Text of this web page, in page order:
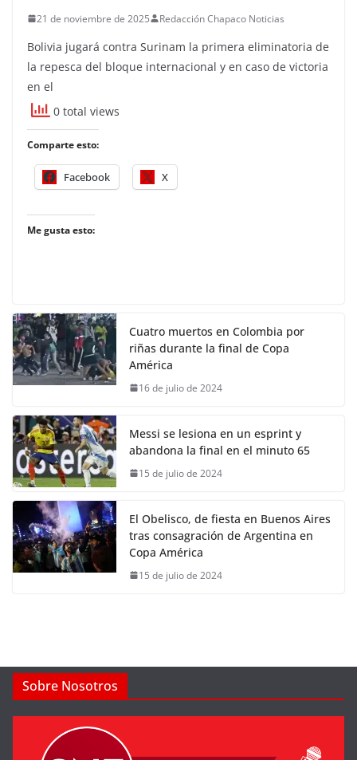
21 de noviembre de 2025 Redacción Chapaco Noticias
Bolivia jugará contra Surinam la primera eliminatoria de
la repesca del bloque internacional y en caso de victoria
en el
0 total views
Comparte esto:
Facebook X
Me gusta esto:
Cuatro muertos en Colombia por
riñas durante la final de Copa
América
16 de julio de 2024
Messi se lesiona en un esprint y
abandona la final en el minuto 65
15 de julio de 2024
El Obelisco, de fiesta en Buenos Aires
tras consagración de Argentina en
Copa América
15 de julio de 2024
Sobre Nosotros